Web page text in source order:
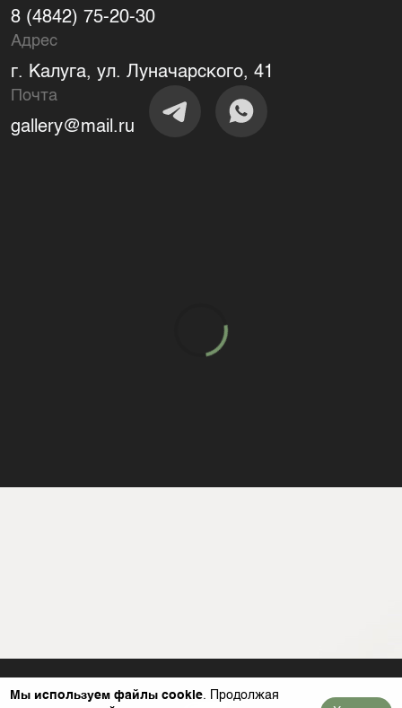
8 (4842) 75-20-30
Адрес
г. Калуга, ул. Луначарского, 41
Почта
gallery@mail.ru
Мы используем файлы cookie. Продолжая